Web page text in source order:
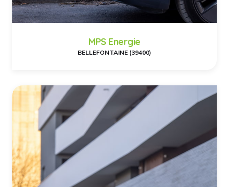
MPS Energie
BELLEFONTAINE (39400)